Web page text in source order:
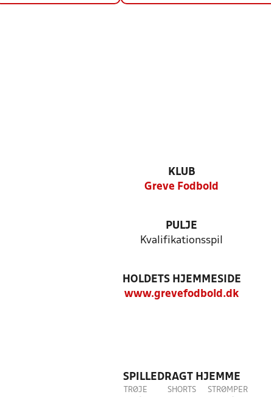
KLUB
Greve Fodbold
PULJE
Kvalifikationsspil
HOLDETS HJEMMESIDE
www.grevefodbold.dk
SPILLEDRAGT HJEMME
TRØJE SHORTS STRØMPER